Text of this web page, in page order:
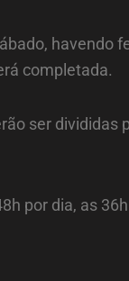
havendo
completada.
ser divididas
por dia, as